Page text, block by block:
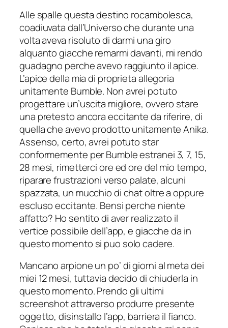
Alle spalle questa destino rocambolesca,
coadiuvata dall’Universo che durante una
volta aveva risoluto di darmi una giro
alquanto giacche remarmi davanti, mi rendo
guadagno perche avevo raggiunto il apice.
L’apice della mia di proprieta allegoria
unitamente Bumble. Non avrei potuto
progettare un’uscita migliore, ovvero stare
una pretesto ancora eccitante da riferire, di
quella che avevo prodotto unitamente Anika.
Assenso, certo, avrei potuto star
conformemente per Bumble estranei 3, 7, 15,
28 mesi, rimetterci ore ed ore del mio tempo,
riparare frustrazioni verso palate, alcuni
spazzata, un mucchio di chat oltre a oppure
escluso eccitante. Bensi perche niente
affatto? Ho sentito di aver realizzato il
vertice possibile dell’app, e giacche da in
questo momento si puo solo cadere.
Mancano arpione un po’ di giorni al meta dei
miei 12 mesi, tuttavia decido di chiuderla in
questo momento. Prendo gli ultimi
screenshot attraverso produrre presente
oggetto, disinstallo l’app, barriera il fianco.